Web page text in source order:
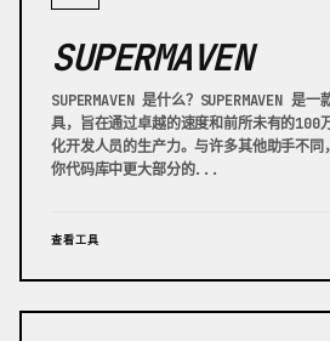
SUPERMAVEN
SUPERMAVEN 是什么？SUPERMAVEN 是
具，旨在通过卓越的速度和前所未有的100
化开发人员的生产力。与许多其他助手不同
你代码库中更大部分的...
查看工具